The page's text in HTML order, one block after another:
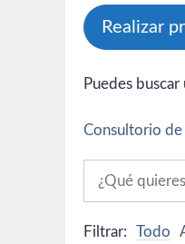
Realizar
Puedes
Consultorio de
Filtrar: Todo